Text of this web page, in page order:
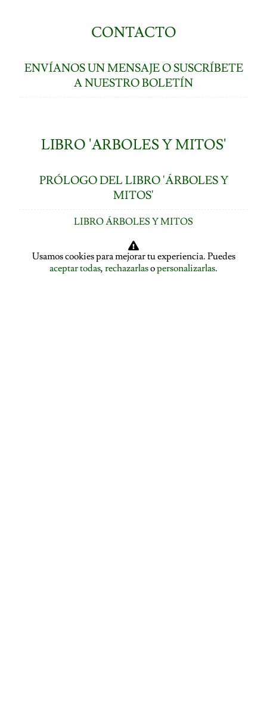
CONTACTO
ENVÍANOS UN MENSAJE O SUSCRÍBETE
A NUESTRO BOLETÍN
LIBRO 'ARBOLES Y MITOS'
PRÓLOGO DEL LIBRO 'ÁRBOLES Y
MITOS'
LIBRO ÁRBOLES Y MITOS
ÍNDICE DE CAPÍTULOS
LOS ÁRBOLES HABLAN: ASAMBLEA ARBÓREA
Usamos cookies para mejorar tu experiencia. Puedes
aceptar todas, rechazarlasopersonalizarlas.